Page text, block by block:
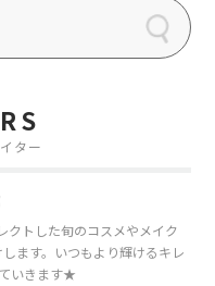
ター
クトした旬のコスメやメイク
ます。いつもより輝けるキレ
いきます★